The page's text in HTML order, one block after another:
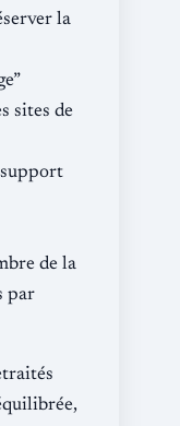
la
sites de
de la
par